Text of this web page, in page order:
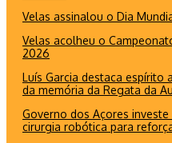
Velas assinalou o Dia
Velas acolheu o
2026
Luís Garcia destaca espírito
da memória da Regata da
Governo dos Açores
cirurgia robótica para